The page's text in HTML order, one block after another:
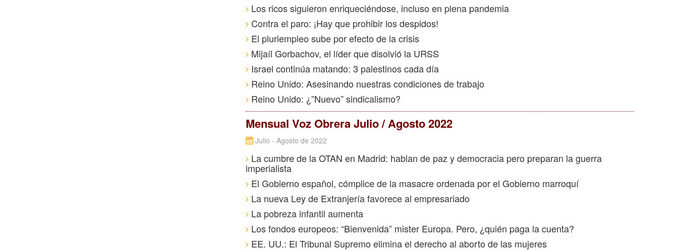
Los ricos siguieron enriqueciéndose, incluso en plena pandemia
Contra el paro: ¡Hay que prohibir los despidos!
El pluriempleo sube por efecto de la crisis
Mijaíl Gorbachov, el líder que disolvió la URSS
Israel continúa matando: 3 palestinos cada día
Reino Unido: Asesinando nuestras condiciones de trabajo
Reino Unido: ¿”Nuevo” sindicalismo?
Mensual Voz Obrera Julio / Agosto 2022
Julio - Agosto de 2022
La cumbre de la OTAN en Madrid: hablan de paz y democracia pero preparan la guerra
imperialista
El Gobierno español, cómplice de la masacre ordenada por el Gobierno marroquí
La nueva Ley de Extranjería favorece al empresariado
La pobreza infantil aumenta
Los fondos europeos: “Bienvenida” mister Europa. Pero, ¿quién paga la cuenta?
EE. UU.: El Tribunal Supremo elimina el derecho al aborto de las mujeres